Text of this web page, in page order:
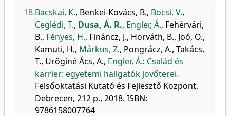
18.Bacskai, K., Benkei-Kovács, B., Bocsi, V.,
Ceglédi, T., Dusa, Á. R., Engler, Á., Fehérvári,
B., Fényes, H., Fináncz, J., Horváth, B., Joó, O.,
Kamuti, H., Márkus, Z., Pongrácz, A., Takács,
T., Üröginé Ács, A., Engler, Á.: Család és
karrier: egyetemi hallgatók jövőterei.
Felsőoktatási Kutató és Fejlesztő Központ,
Debrecen, 212 p., 2018. ISBN:
9786158007764